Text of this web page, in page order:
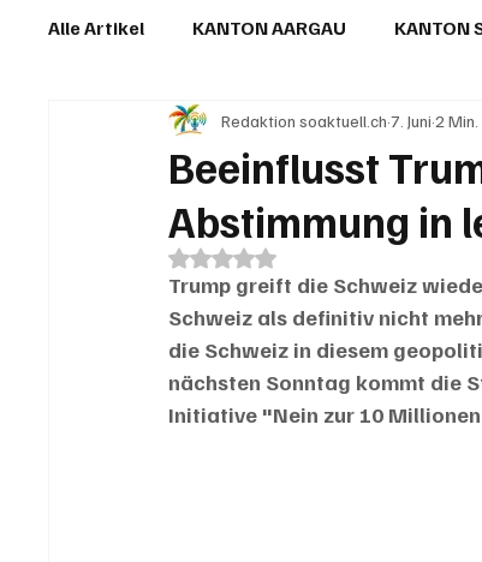
Alle Artikel KANTON AARGAU KANTON
IN EIGENER SACHE KOMMENTARE
Beeinflusst
Abstimmung in
Redaktion soaktuell.ch 7. Juni 2
Mit NaN von 5 Sternen bewertet.
Trump greift die Schweiz
Schweiz als definitiv nicht
die Schweiz in diesem
nächsten Sonntag kommt die
Initiative "Nein zur 10